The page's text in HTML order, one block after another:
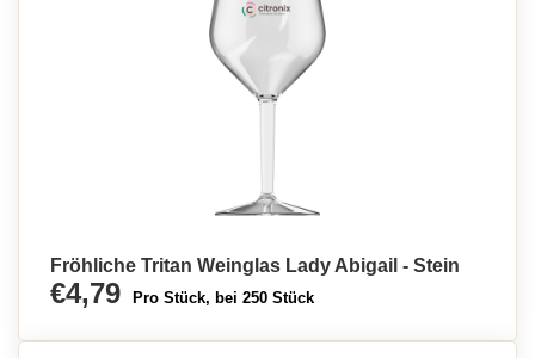
Fröhliche Tritan Weinglas Lady Abigail - Stein
€4,79 Pro Stück, bei 250 Stück